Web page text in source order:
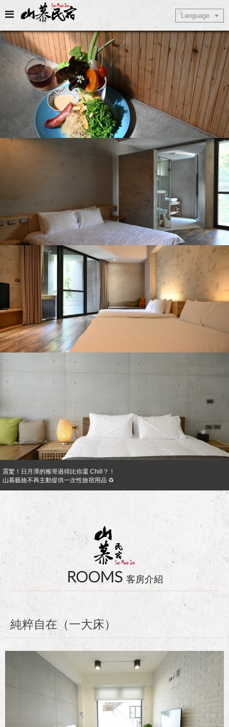
Language
Select Language
震驚！日月潭的猴哥過得比你還 Chill？！
山慕藝旅不再主動提供一次性旅宿用品 ♻︎
日月潭山慕民宿超挺你，官網訂房獨享優惠專案！！ Preferential Program that you
ROOMS 客房介紹
純粹自在（一大床）